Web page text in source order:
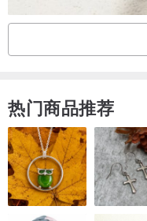
片)。
瑕疵请七天内提出，超过七
格修缮。
・【海洋系列】
外型：海洋外框是手工折出
的，且不会和图片完全一样
上的相似度，请可以接受的
颜色：尾巴上色时，是直接
热门商品推荐